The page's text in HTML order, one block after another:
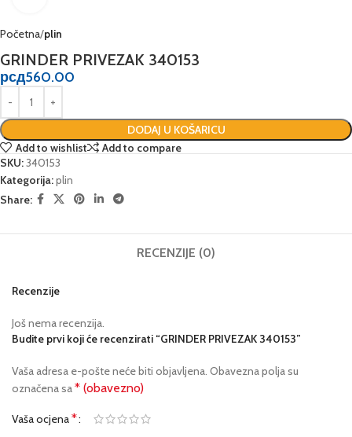
Početna plin
GRINDER PRIVEZAK 340153
рсд560.00
DODAJ U KOŠARICU
Add to wishlist
Add to compare
SKU:340153
Kategorija:plin
Share:
RECENZIJE (0)
Recenzije
Još nema recenzija.
Budite prvi koji će recenzirati “GRINDER PRIVEZAK 340153”
Vaša adresa e-pošte neće biti objavljena. Obavezna polja su
označena sa* (obavezno)
Vaša ocjena*